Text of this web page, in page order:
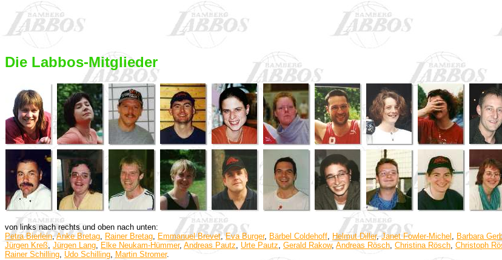
Die Labbos-Mitglieder
von links nach rechts und oben nach unten:
Petra Bierlein,Anke Bretag, Rainer Bretag, Emmanuel Brevet,Eva Burger, Bärbel Coldehoff, Helmut Diller,Janet Fowler-Michel , Barbara
Jürgen Kreß, Jürgen Lang, Elke Neukam-Hümmer, Andreas Pautz, Urte Pautz, Gerald Rakow, Andreas Rösch, Christina Rösch, Christoph
Rainer Schilling, Udo Schilling, Martin Stromer.